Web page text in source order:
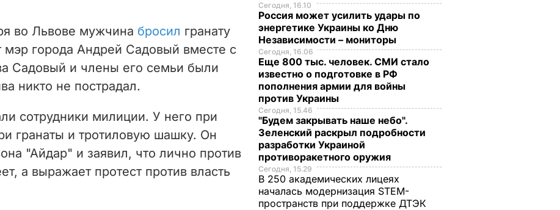
во Львове мужчина бросил гранату
мэр города Андрей Садовый вместе с
Садовый и члены его семьи были
никто не пострадал.
сотрудники милиции. У него при
гранаты и тротиловую шашку. Он
"Айдар" и заявил, что лично против
а выражает протест против власть
Сегодня, 16.10
Россия может усилить удары по
энергетике Украины ко Дню
Независимости – мониторы
Сегодня, 16.06
Еще 800 тыс. человек. СМИ стало
известно о подготовке в РФ
пополнения армии для войны
против Украины
Сегодня, 15.46
"Будем закрывать наше небо".
Зеленский раскрыл подробности
разработки Украиной
противоракетного оружия
Сегодня, 15.29
В 250 академических лицеях
началась модернизация STEM-
пространств при поддержке ДТЭК​